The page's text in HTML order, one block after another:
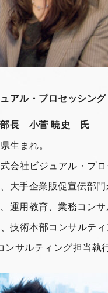
アル・プロセッシン
部長 小菅 暁史 氏
生まれ。
会社ビジュアル・プ
大手企業販促宣伝部
運用教育、業務コン
技術本部コンサルテ
ンサルティング担当執